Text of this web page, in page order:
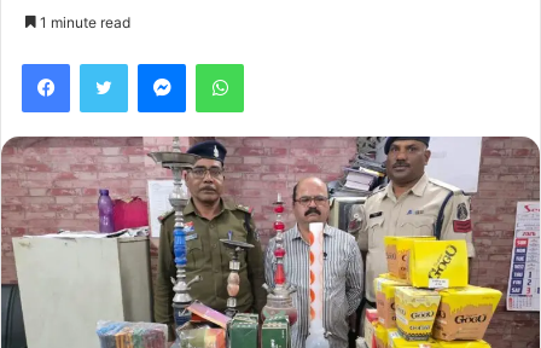
1 minute read
FacebookTwitter MessengerWhatsApp